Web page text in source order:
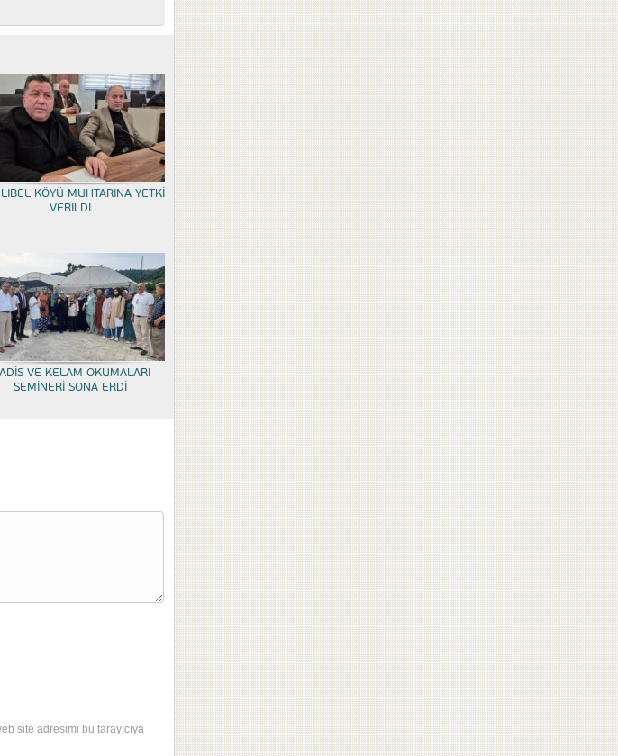
KÖYÜ MUHTARINA YETKİ
VERİLDİ
VE KELAM OKUMALARI
SEMİNERİ SONA ERDİ
site adresimi bu tarayıcıya